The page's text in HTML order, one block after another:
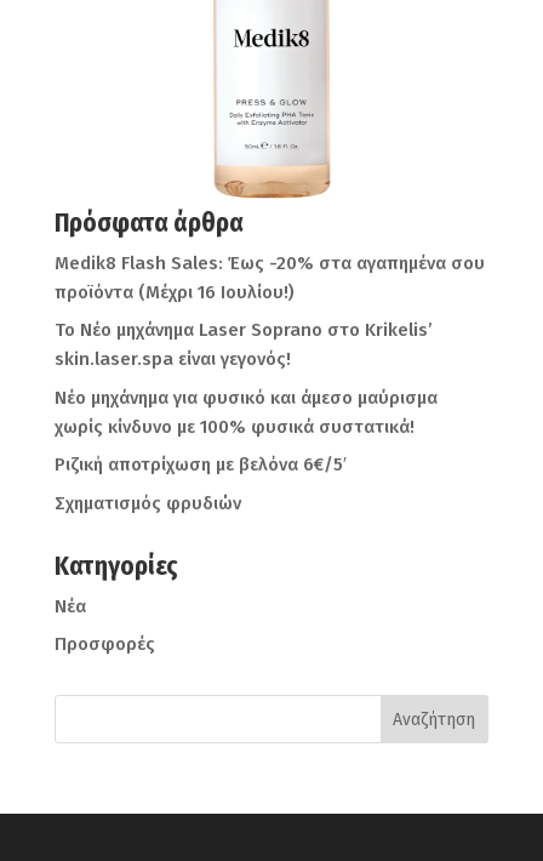
Πρόσφατα άρθρα
Medik8 Flash Sales: Έως -20% στα αγαπημένα σου
προϊόντα (Μέχρι 16 Ιουλίου!)
Το Νέο μηχάνημα Laser Soprano στο Krikelis’
skin.laser.spa είναι γεγονός!
Νέο μηχάνημα για φυσικό και άμεσο μαύρισμα
χωρίς κίνδυνο με 100% φυσικά συστατικά!
Ριζική αποτρίχωση με βελόνα 6€/5′
Σχηματισμός φρυδιών
Kατηγορίες
Νέα
Προσφορές